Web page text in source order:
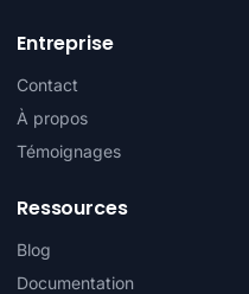
Entreprise
Contact
À propos
Témoignages
Ressources
Blog
Documentation